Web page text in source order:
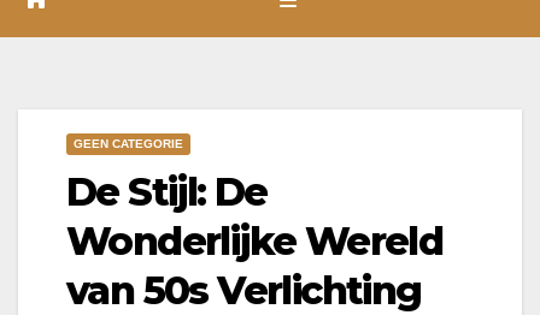
GEEN CATEGORIE
De Stijl: De
Wonderlijke Wereld
van 50s Verlichting